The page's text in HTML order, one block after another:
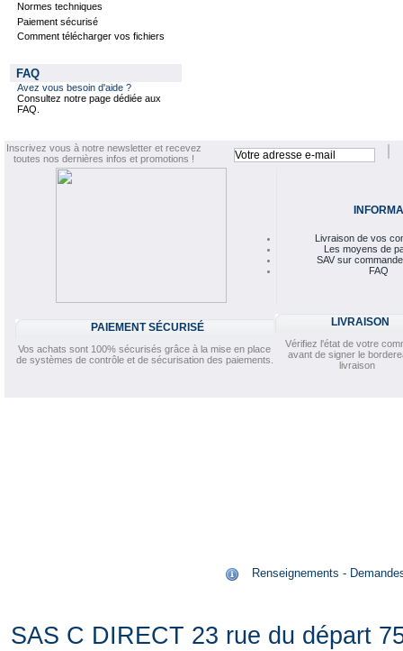
Normes techniques
Paiement sécurisé
Comment télécharger vos fichiers
FAQ
Avez vous besoin d'aide ?
Consultez notre page dédiée aux
FAQ.
Inscrivez vous à notre newsletter et recevez
toutes nos dernières infos et promotions !
Livraison de vos
Les moyens de
SAV sur
FAQ
PAIEMENT SÉCURISÉ
Vos achats sont 100% sécurisés grâce à la mise en place
de systèmes de contrôle et de sécurisation des paiements.
LIVRAISON
Vérifiez l'état de votre
avant de signer le
livraison
Renseignements -
SAS C DIRECT 23 rue du départ